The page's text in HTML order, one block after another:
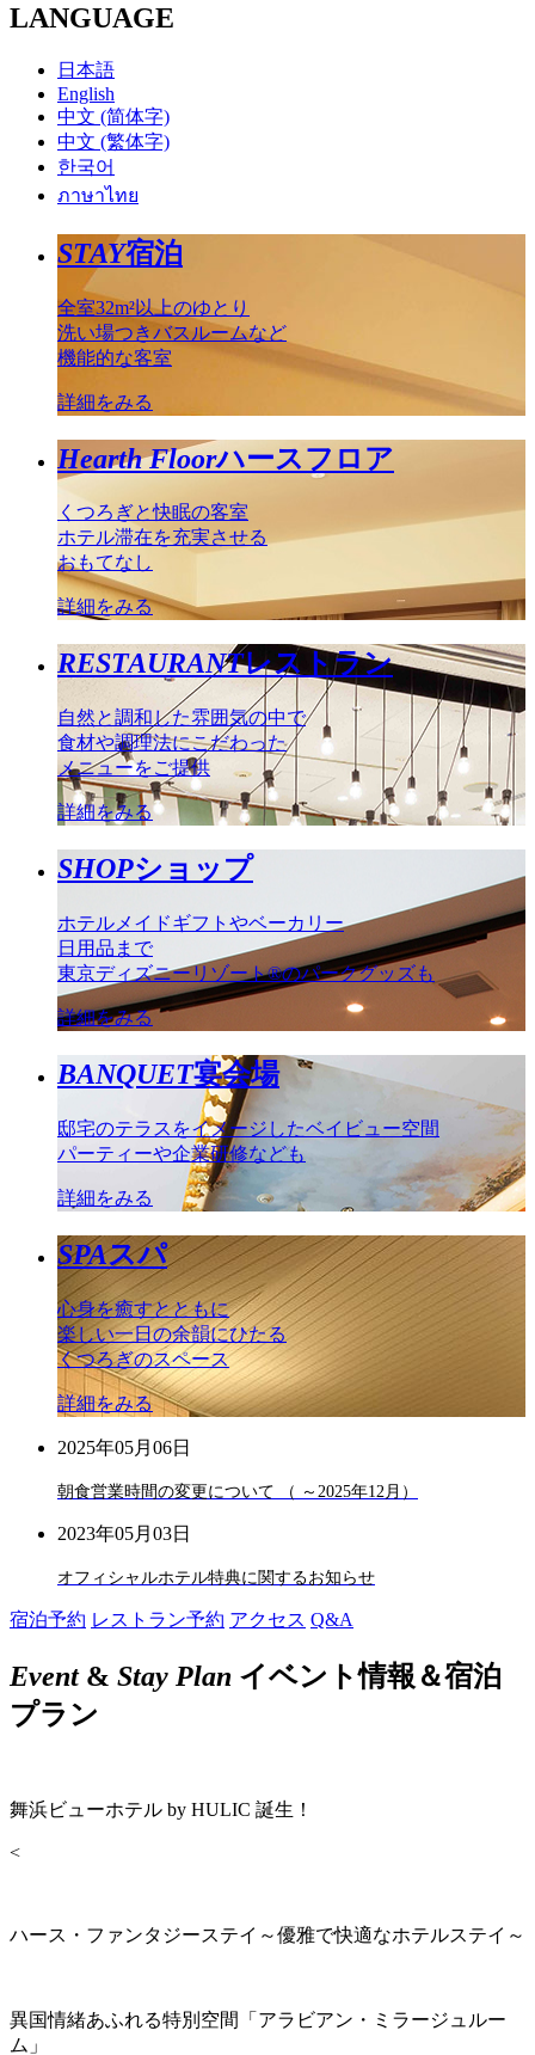
LANGUAGE
日本語
English
中文 (简体字)
中文 (繁体字)
한국어
ภาษาไทย
STAY宿泊
全室32m²以上のゆとり
洗い場つきバスルームなど
機能的な客室
詳細をみる
Hearth Floorハースフロア
くつろぎと快眠の客室
ホテル滞在を充実させる
おもてなし
詳細をみる
RESTAURANTレストラン
自然と調和した雰囲気の中で
食材や調理法にこだわった
メニューをご提供
詳細をみる
SHOPショップ
ホテルメイドギフトやベーカリー
日用品まで
東京ディズニーリゾート®のパークグッズも
詳細をみる
BANQUET宴会場
邸宅のテラスをイメージしたベイビュー空間
パーティーや企業研修なども
詳細をみる
SPAスパ
心身を癒すとともに
楽しい一日の余韻にひたる
くつろぎのスペース
詳細をみる
2025年05月06日
朝食営業時間の変更について （ ～2025年12月）
2023年05月03日
オフィシャルホテル特典に関するお知らせ
宿泊予約 レストラン予約 アクセス Q&A
Event& Stay Plan イベント情報＆宿泊
プラン
舞浜ビューホテル by HULIC 誕生！
<
ハース・ファンタジーステイ～優雅で快適なホテルステイ～
異国情緒あふれる特別空間「アラビアン・ミラージュルー
ム」